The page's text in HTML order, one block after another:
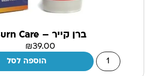
ברן קייר – Burn Care
₪39.00
הוספה לסל